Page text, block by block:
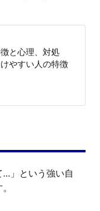
と心理、対処
やすい人の特徴
...」という強い自